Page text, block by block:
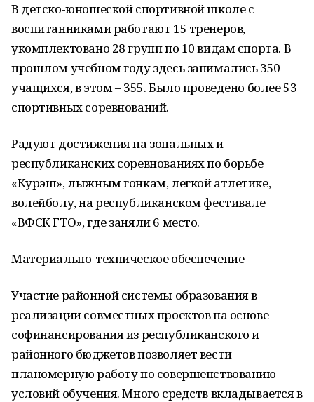
В детско-юношеской спортивной школе с
воспитанниками работают 15 тренеров,
укомплектовано 28 групп по 10 видам спорта. В
прошлом учебном году здесь занимались 350
учащихся, в этом – 355. Было проведено более 53
спортивных соревнований.
Радуют достижения на зональных и
республиканских соревнованиях по борьбе
«Курэш», лыжным гонкам, легкой атлетике,
волейболу, на республиканском фестивале
«ВФСК ГТО», где заняли 6 место.
Материально-техническое обеспечение
Участие районной системы образования в
реализации совместных проектов на основе
софинансирования из республиканского и
районного бюджетов позволяет вести
планомерную работу по совершенствованию
условий обучения. Много средств вкладывается в